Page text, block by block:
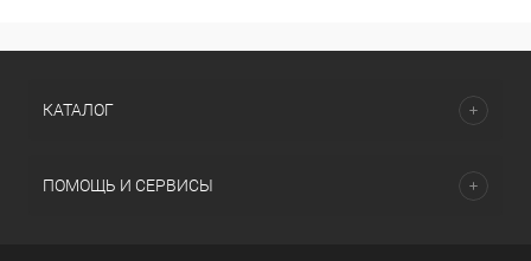
КАТАЛОГ
ПОМОЩЬ И СЕРВИСЫ